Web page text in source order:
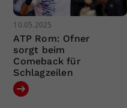
10.05.2025
ATP Rom: Ofner
sorgt beim
Comeback für
Schlagzeilen